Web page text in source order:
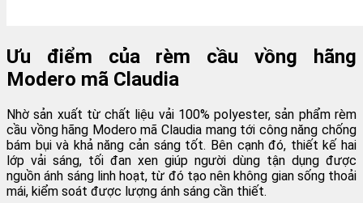
Ưu điểm của rèm cầu vồng hãng
Modero mã Claudia
Nhờ sản xuất từ chất liệu vải 100% polyester, sản phẩm rèm
cầu vồng hãng Modero mã Claudia mang tới công năng chống
bám bụi và khả năng cản sáng tốt. Bên cạnh đó, thiết kế hai
lớp vải sáng, tối đan xen giúp người dùng tận dụng được
nguồn ánh sáng linh hoạt, từ đó tạo nên không gian sống thoải
mái, kiểm soát được lượng ánh sáng cần thiết.